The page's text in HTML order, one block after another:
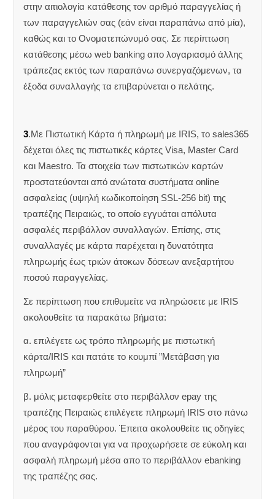
στην αιτιολογία κατάθεσης τον αριθμό παραγγελίας ή
των παραγγελιών σας (εάν είναι παραπάνω από μία),
καθώς και το Ονοματεπώνυμό σας. Σε περίπτωση
κατάθεσης μέσω web banking απο λογαριασμό άλλης
τράπεζας εκτός των παραπάνω συνεργαζόμενων, τα
έξοδα συναλλαγής τα επιβαρύνεται ο πελάτης.
3.Με Πιστωτική Κάρτα ή πληρωμή με IRIS, το sales365
δέχεται όλες τις πιστωτικές κάρτες Visa, Master Card
και Maestro. Τα στοιχεία των πιστωτικών καρτών
προστατεύονται από ανώτατα συστήματα online
ασφαλείας (υψηλή κωδικοποίηση SSL-256 bit) της
τραπέζης Πειραιώς, το οποίο εγγυάται απόλυτα
ασφαλές περιβάλλον συναλλαγών. Επίσης, στις
συναλλαγές με κάρτα παρέχεται η δυνατότητα
πληρωμής έως τριών άτοκων δόσεων ανεξαρτήτου
ποσού παραγγελίας.
Σε περίπτωση που επιθυμείτε να πληρώσετε με IRIS
ακολουθείτε τα παρακάτω βήματα:
α. επιλέγετε ως τρόπο πληρωμής με πιστωτική
κάρτα/IRIS και πατάτε το κουμπί ”Μετάβαση για
πληρωμή”
β. μόλις μεταφερθείτε στο περιβάλλον epay της
τραπέζης Πειραιώς επιλέγετε πληρωμή IRIS στο πάνω
μέρος του παραθύρου. Έπειτα ακολουθείτε τις οδηγίες
που αναγράφονται για να προχωρήσετε σε εύκολη και
ασφαλή πληρωμή μέσα απο το περιβάλλον ebanking
της τραπέζης σας.